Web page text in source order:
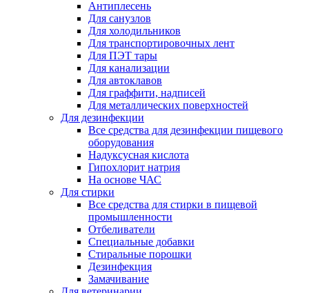
Антиплесень
Для санузлов
Для холодильников
Для транспортировочных лент
Для ПЭТ тары
Для канализации
Для автоклавов
Для граффити, надписей
Для металлических поверхностей
Для дезинфекции
Все средства для дезинфекции пищевого
оборудования
Надуксусная кислота
Гипохлорит натрия
На основе ЧАС
Для стирки
Все средства для стирки в пищевой
промышленности
Отбеливатели
Специальные добавки
Стиральные порошки
Дезинфекция
Замачивание